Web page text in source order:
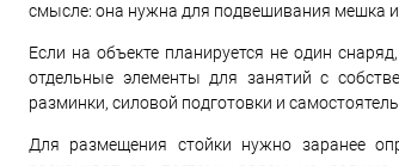
смысле: она нужна для подвешивания мешка
Если на объекте планируется не один
отдельные элементы для занятий с
разминки, силовой подготовки и
Для размещения стойки нужно заранее